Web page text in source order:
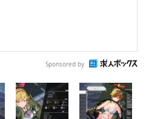
Sponsored by